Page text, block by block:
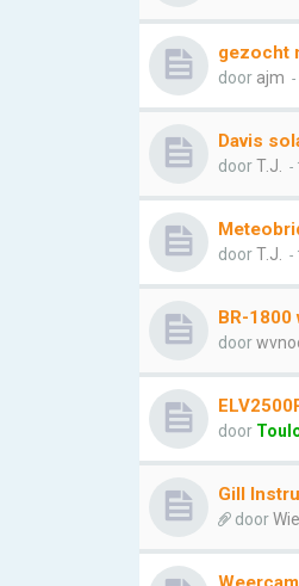
gezocht
door ajm -
Davis
doorT.J. -
doorT.J. -
BR-
door
door
Gill
door